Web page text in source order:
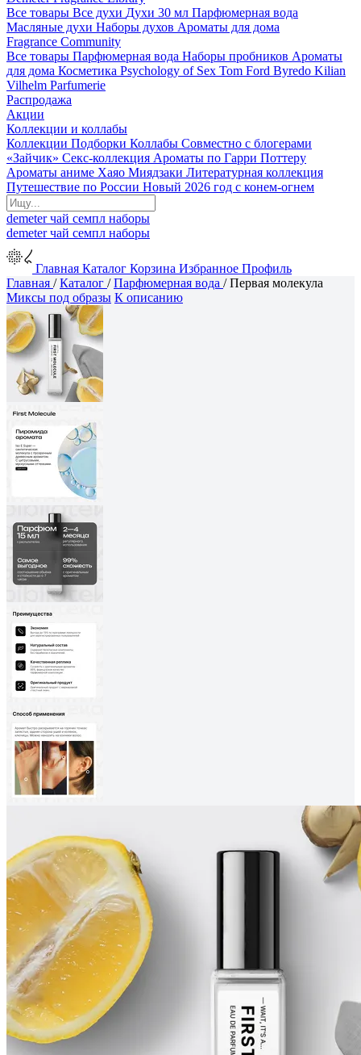
Все товары Все духи Духи 30 мл Парфюмерная вода
Масляные духи Наборы духов Ароматы для дома
Fragrance Community
Все товары Парфюмерная вода Наборы пробников Ароматы
для дома Косметика Psychology of Sex Tom Ford Byredo Kilian
Vilhelm Parfumerie
Распродажа
Акции
Коллекции и коллабы
Коллекции Подборки Коллабы Совместно с блогерами
«Зайчик» Секс-коллекция Ароматы по Гарри Поттеру
Ароматы аниме Хаяо Миядзаки Литературная коллекция
Путешествие по России Новый 2026 год с конем-огнем
demeterчай семпл наборы
demeterчай семпл наборы
Главная Каталог Корзина Избранное Профиль
Главная /Каталог /Парфюмерная вода /Первая молекула
Миксы под образы К описанию